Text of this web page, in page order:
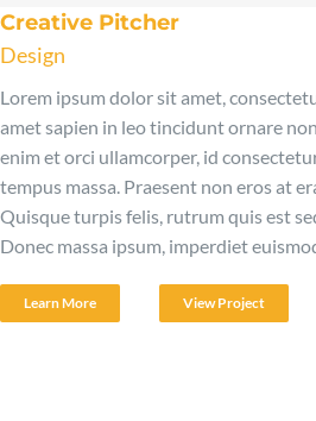
Creative Pitcher
Design
Lorem ipsum dolor sit amet,
amet sapien in leo tincidunt ornare
enim et orci ullamcorper, id
tempus massa. Praesent non eros at
Quisque turpis felis, rutrum quis est
Donec massa ipsum, imperdiet
Learn More View Project